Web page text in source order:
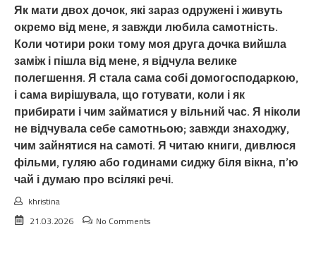
Як мати двох дочок, які зараз одружені і живуть
окремо від мене, я завжди любила самотність.
Коли чотири роки тому моя друга дочка вийшла
заміж і пішла від мене, я відчула велике
полегшення. Я стала сама собі домогосподаркою,
і сама вирішувала, що готувати, коли і як
прибирати і чим займатися у вільний час. Я ніколи
не відчувала себе самотньою; завжди знаходжу,
чим зайнятися на самоті. Я читаю книги, дивлюся
фільми, гуляю або годинами сиджу біля вікна, п’ю
чай і думаю про всілякі речі.
khristina
21.03.2026
No Comments